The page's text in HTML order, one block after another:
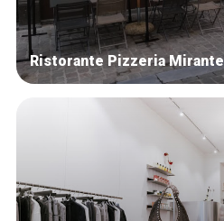
Ristorante Pizzeria Mirante